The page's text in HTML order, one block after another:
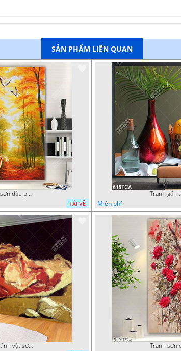
SẢN PHẨM LIÊN QUAN
Tranh sơn dầu phong cảnh mùa thu cây lá vàng và nai trang trí tường
TẢI VỀ
Miễn phí
Tranh tĩnh vật sơn dầu nước ngoài trang trí phòng bếp